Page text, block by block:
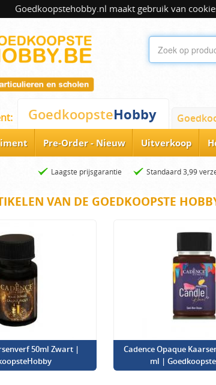
Goedkoopstehobby.nl maakt gebruik van
GoedkoopsteHobby
Pre-Order - Nieuw Uitverkoop
Laagste prijsgarantie Standaard 3,99
VAN DE GOEDKOOPSTE
50ml Zwart |
Cadence Opaque
ml |